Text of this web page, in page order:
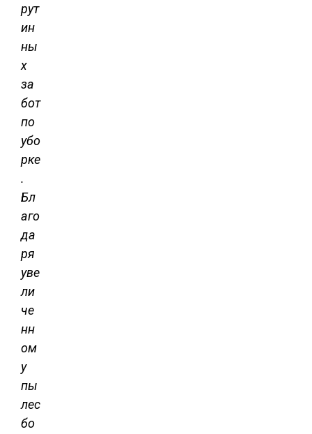
рут
ин
ны
х
за
бот
по
убо
рке
.
Бл
аго
да
ря
уве
ли
че
нн
ом
у
пы
лес
бо